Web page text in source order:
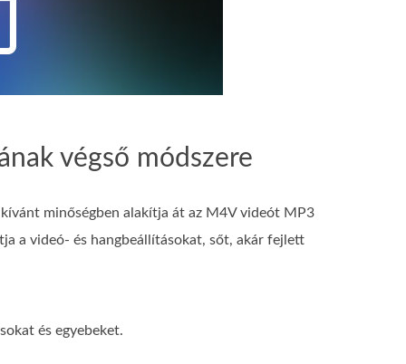
végső módszere
minőségben alakítja át az M4V videót MP3
a videó‑ és hangbeállításokat, sőt, akár fejlett
és egyebeket.